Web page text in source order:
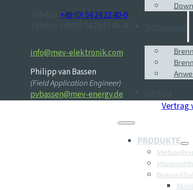
PRODUKTE
Telefon:+49 (0) 54 24 23 40-0
info@mev-elektronik.com
Philipp van Bassen
(Field Application Engineer)
pvbassen@mev-energy.de
Vertrag